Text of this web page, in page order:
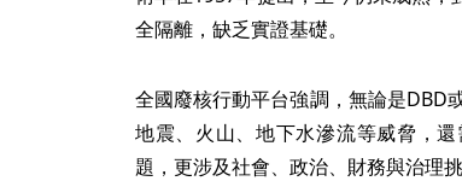
全隔離，缺乏實證基礎。
全國廢核行動平台強調，無論是DBD
地震、火山、地下水滲流等威脅，
題，更涉及社會、政治、財務與治理挑